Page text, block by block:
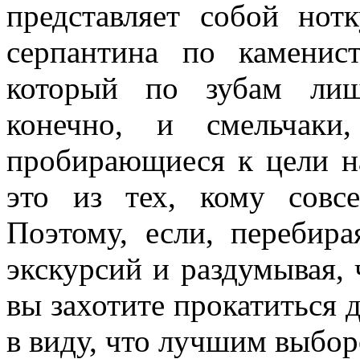
представляет собой
серпантина по
который по зубам
конечно, и
пробирающиеся к цели
это из тех, кому
Поэтому, если,
экскурсий и
вы захотите прокатиться
в виду, что лучшим